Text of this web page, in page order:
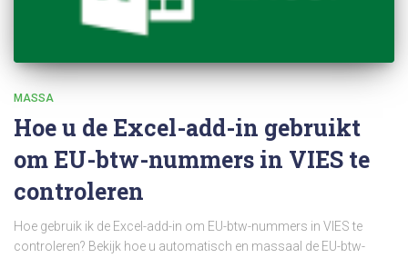
MASSA
Hoe u de Excel-add-in gebruikt
om EU-btw-nummers in VIES te
controleren
Hoe gebruik ik de Excel-add-in om EU-btw-nummers in VIES te
controleren? Bekijk hoe u automatisch en massaal de EU-btw-